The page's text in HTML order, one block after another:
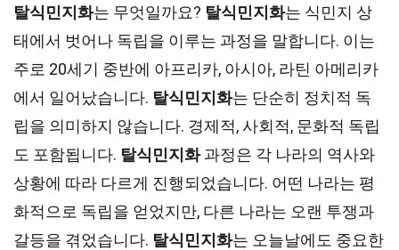
탈식민지화는 무엇일까요? 탈식민지화는 식민지 상
태에서 벗어나 독립을 이루는 과정을 말합니다. 이는
주로 20세기 중반에 아프리카, 아시아, 라틴 아메리카
에서 일어났습니다. 탈식민지화는 단순히 정치적 독
립을 의미하지 않습니다. 경제적, 사회적, 문화적 독립
도 포함됩니다. 탈식민지화과정은 각 나라의 역사와
상황에 따라 다르게 진행되었습니다. 어떤 나라는 평
화적으로 독립을 얻었지만, 다른 나라는 오랜 투쟁과
갈등을 겪었습니다. 탈식민지화는 오늘날에도 중요한